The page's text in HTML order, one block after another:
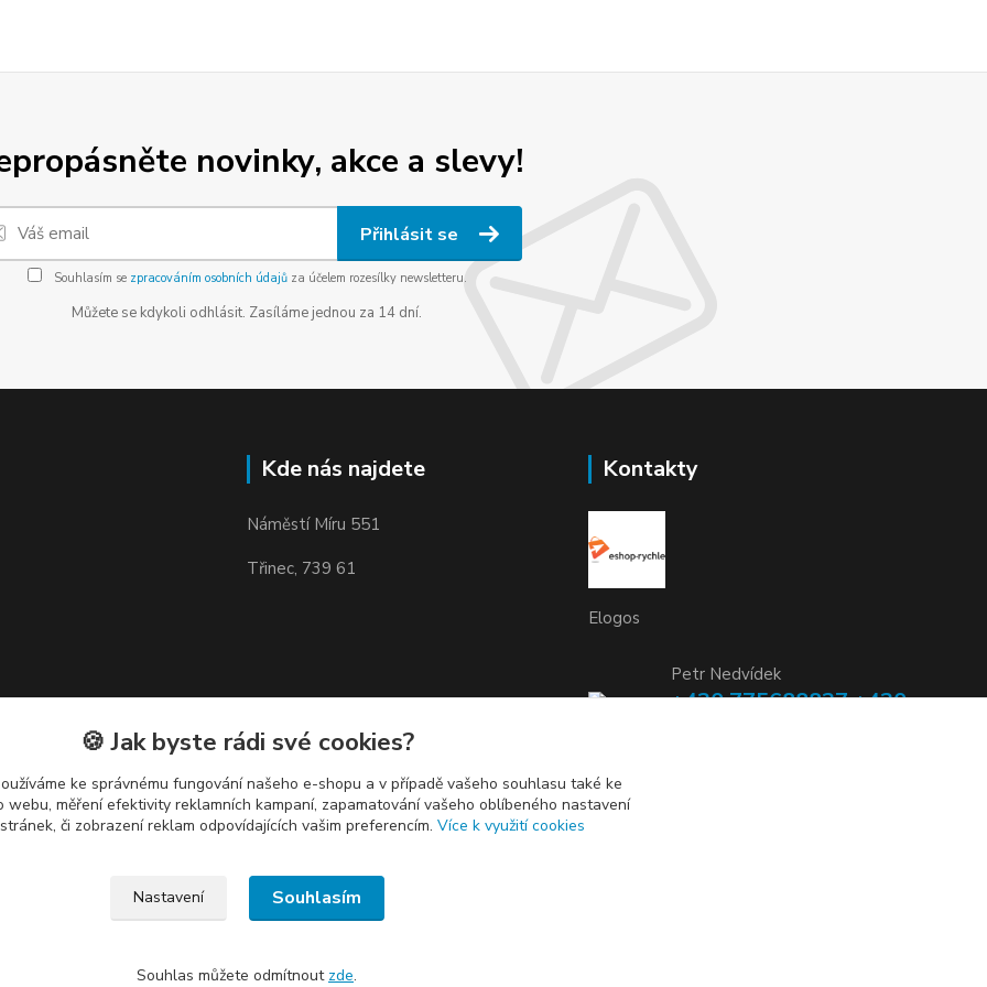
novinky, akce a slevy!
Přihlásit se
Souhlasím se zpracováním osobních údajůza účelem rozesílky newsletteru.
Můžete se kdykoli odhlásit. Zasíláme jednou za 14 dní.
Kde nás najdete
Náměstí Míru 551
Třinec, 739 61
Kontakty
Elogos
Petr Nedvídek
+420 775688827 +420
info@elogos.cz
🍪 Jak byste rádi své cookies?
ke správnému fungování našeho e-shopu a v případě vašeho souhlasu také ke
měření efektivity reklamních kampaní, zapamatování vašeho oblíbeného nastavení
či zobrazení reklam odpovídajících vašim preferencím. Více k využití cookies
Nastavení Souhlasím
Souhlas můžete odmítnout zde.